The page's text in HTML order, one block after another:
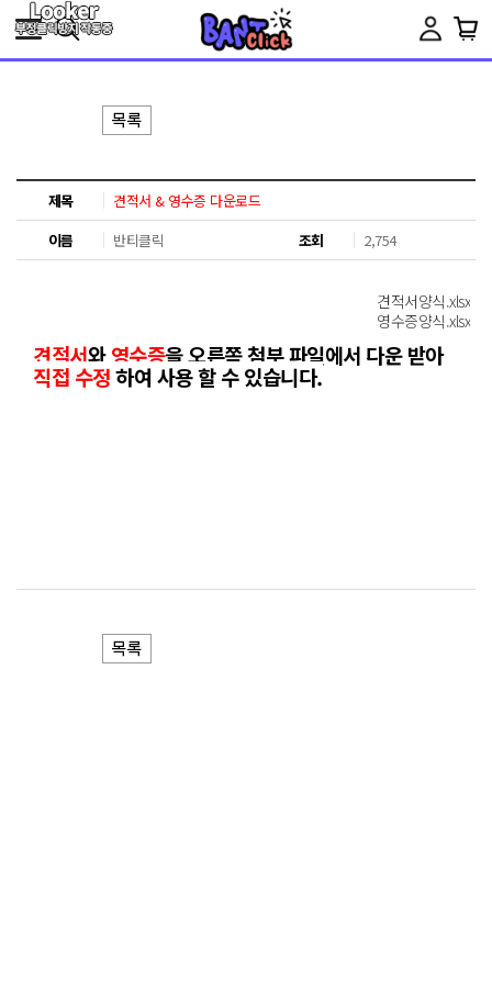
Toggle
제목
견적서 & 영수증 다운로드
이름
반티클릭 조회 2,754
견적서양식.xlsx
영수증양식.xlsx
견적서와영수증을 오른쪽 첨부 파일에서 다운 받아
직접 수정하여 사용 할 수 있습니다.